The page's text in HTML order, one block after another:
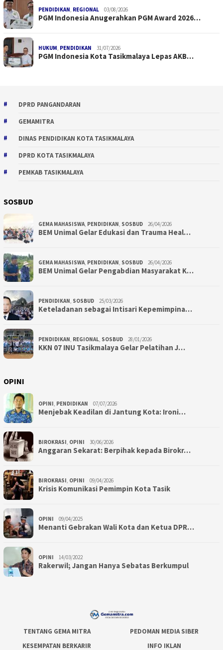
PENDIDIKAN, REGIONAL 03/08/2026
PGM Indonesia Anugerahkan PGM Award 2026…
HUKUM, PENDIDIKAN 31/07/2026
PGM Indonesia Kota Tasikmalaya Lepas AKB…
DPRD PANGANDARAN
GEMAMITRA
DINAS PENDIDIKAN KOTA TASIKMALAYA
DPRD KOTA TASIKMALAYA
PEMKAB TASIKMALAYA
SOSBUD
GEMA MAHASISWA, PENDIDIKAN, SOSBUD 26/04/2026
BEM Unimal Gelar Edukasi dan Trauma Heal…
GEMA MAHASISWA, PENDIDIKAN, SOSBUD 26/04/2026
BEM Unimal Gelar Pengabdian Masyarakat K…
PENDIDIKAN, SOSBUD 25/03/2026
Keteladanan sebagai Intisari Kepemimpina…
PENDIDIKAN, REGIONAL, SOSBUD 28/01/2026
KKN 07 INU Tasikmalaya Gelar Pelatihan J…
OPINI
OPINI, PENDIDIKAN 07/07/2026
Menjebak Keadilan di Jantung Kota: Ironi…
BIROKRASI, OPINI 30/06/2026
Anggaran Sekarat: Berpihak kepada Birokr…
BIROKRASI, OPINI 09/04/2026
Krisis Komunikasi Pemimpin Kota Tasik
OPINI 09/04/2025
Menanti Gebrakan Wali Kota dan Ketua DPR…
OPINI 14/03/2022
Rakerwil; Jangan Hanya Sebatas Berkumpul
TENTANG GEMA MITRA
PEDOMAN MEDIA SIBER
KESEMPATAN BERKARIR
INFO IKLAN